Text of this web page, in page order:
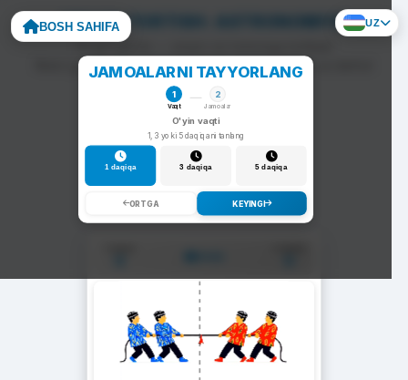
BOSH SAHIFA UZ
ARQON TORTISH: ASTRONOMIYA
To'g'ri javob — arqon siz tomonga tortiladi.
Noto'g'ri javob — arqon raqib tomonga siljiydi va darhol
yangi savol chiqadi.
JAMOALARNI TAYYORLANG
1
Vaqt
2
Jamoalar
O'yin vaqti
1, 3 yoki 5 daqiqani tanlang
1 daqiqa 3 daqiqa 5 daqiqa
ORTGA KEYINGI